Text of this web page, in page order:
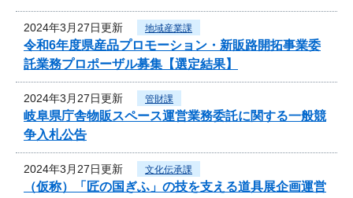
2024年3月27日更新 地域産業課
令和6年度県産品プロモーション・新販路開拓事業委
託業務プロポーザル募集【選定結果】
2024年3月27日更新 管財課
岐阜県庁舎物販スペース運営業務委託に関する一般競
争入札公告
2024年3月27日更新 文化伝承課
（仮称）「匠の国ぎふ」の技を支える道具展企画運営